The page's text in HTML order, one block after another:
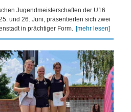
Jugendmeisterschaften der U16
und 26. Juni, präsentierten sich zwei
in prächtiger Form. [mehr lesen]